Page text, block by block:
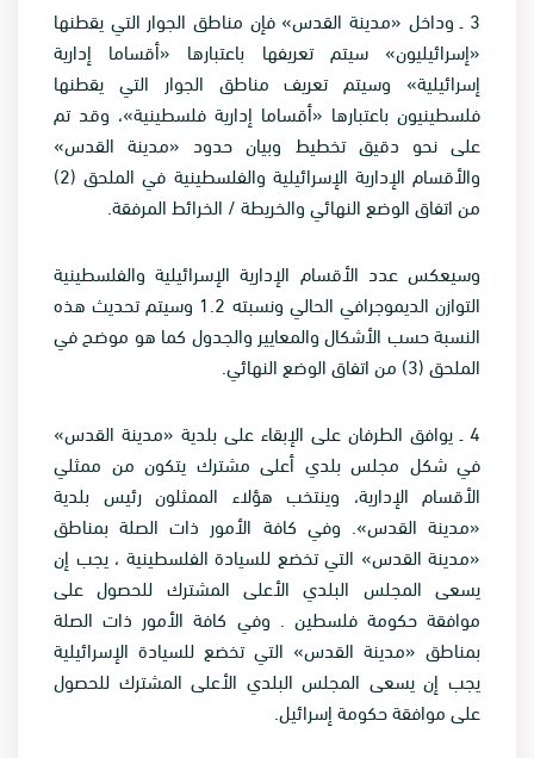
3 ـ وداخل «مدينة القدس» فإن مناطق الجوار التي يقطنها
«إسرائيليون» سيتم تعريفها باعتبارها «أقساما إدارية
إسرائيلية» وسيتم تعريف مناطق الجوار التي يقطنها
فلسطينيون باعتبارها «أقساما إدارية فلسطينية»، وقد تم
على نحو دقيق تخطيط وبيان حدود «مدينة القدس»
والأقسام الإدارية الإسرائيلية والفلسطينية في الملحق (2)
من اتفاق الوضع النهائي والخريطة / الخرائط المرفقة.
وسيعكس عدد الأقسام الإدارية الإسرائيلية والفلسطينية
التوازن الديموجرافي الحالي ونسبته 1.2 وسيتم تحديث هذه
النسبة حسب الأشكال والمعايير والجدول كما هو موضح في
الملحق (3) من اتفاق الوضع النهائي
.
4 ـ يوافق الطرفان على الإبقاء على بلدية «مدينة القدس»
في شكل مجلس بلدي أعلى مشترك يتكون من ممثلي
الأقسام الإدارية، وينتخب هؤلاء الممثلون رئيس بلدية
«مدينة القدس». وفي كافة الأمور ذات الصلة بمناطق
«مدينة القدس» التي تخضع للسيادة الفلسطينية ، يجب إن
يسعى المجلس البلدي الأعلى المشترك للحصول على
موافقة حكومة فلسطين . وفي كافة الأمور ذات الصلة
بمناطق «مدينة القدس» التي تخضع للسيادة الإسرائيلية
يجب إن يسعى المجلس البلدي الأعلى المشترك للحصول
على موافقة حكومة إسرائيل.